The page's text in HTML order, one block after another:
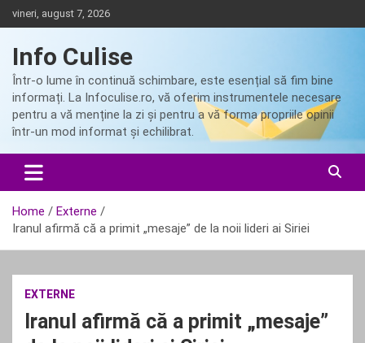
Skip
to
vineri, august 7, 2026
Info Culise
Într-o lume în continuă schimbare, este esențial să fim bine
informați. La Infoculise.ro, vă oferim instrumentele necesare
pentru a vă menține la zi și pentru a vă forma propriile opinii
într-un mod informat și echilibrat.
Home
Externe
Iranul afirmă că a primit „mesaje” de la noii lideri ai Siriei
EXTERNE
Iranul afirmă că a primit „mesaje”